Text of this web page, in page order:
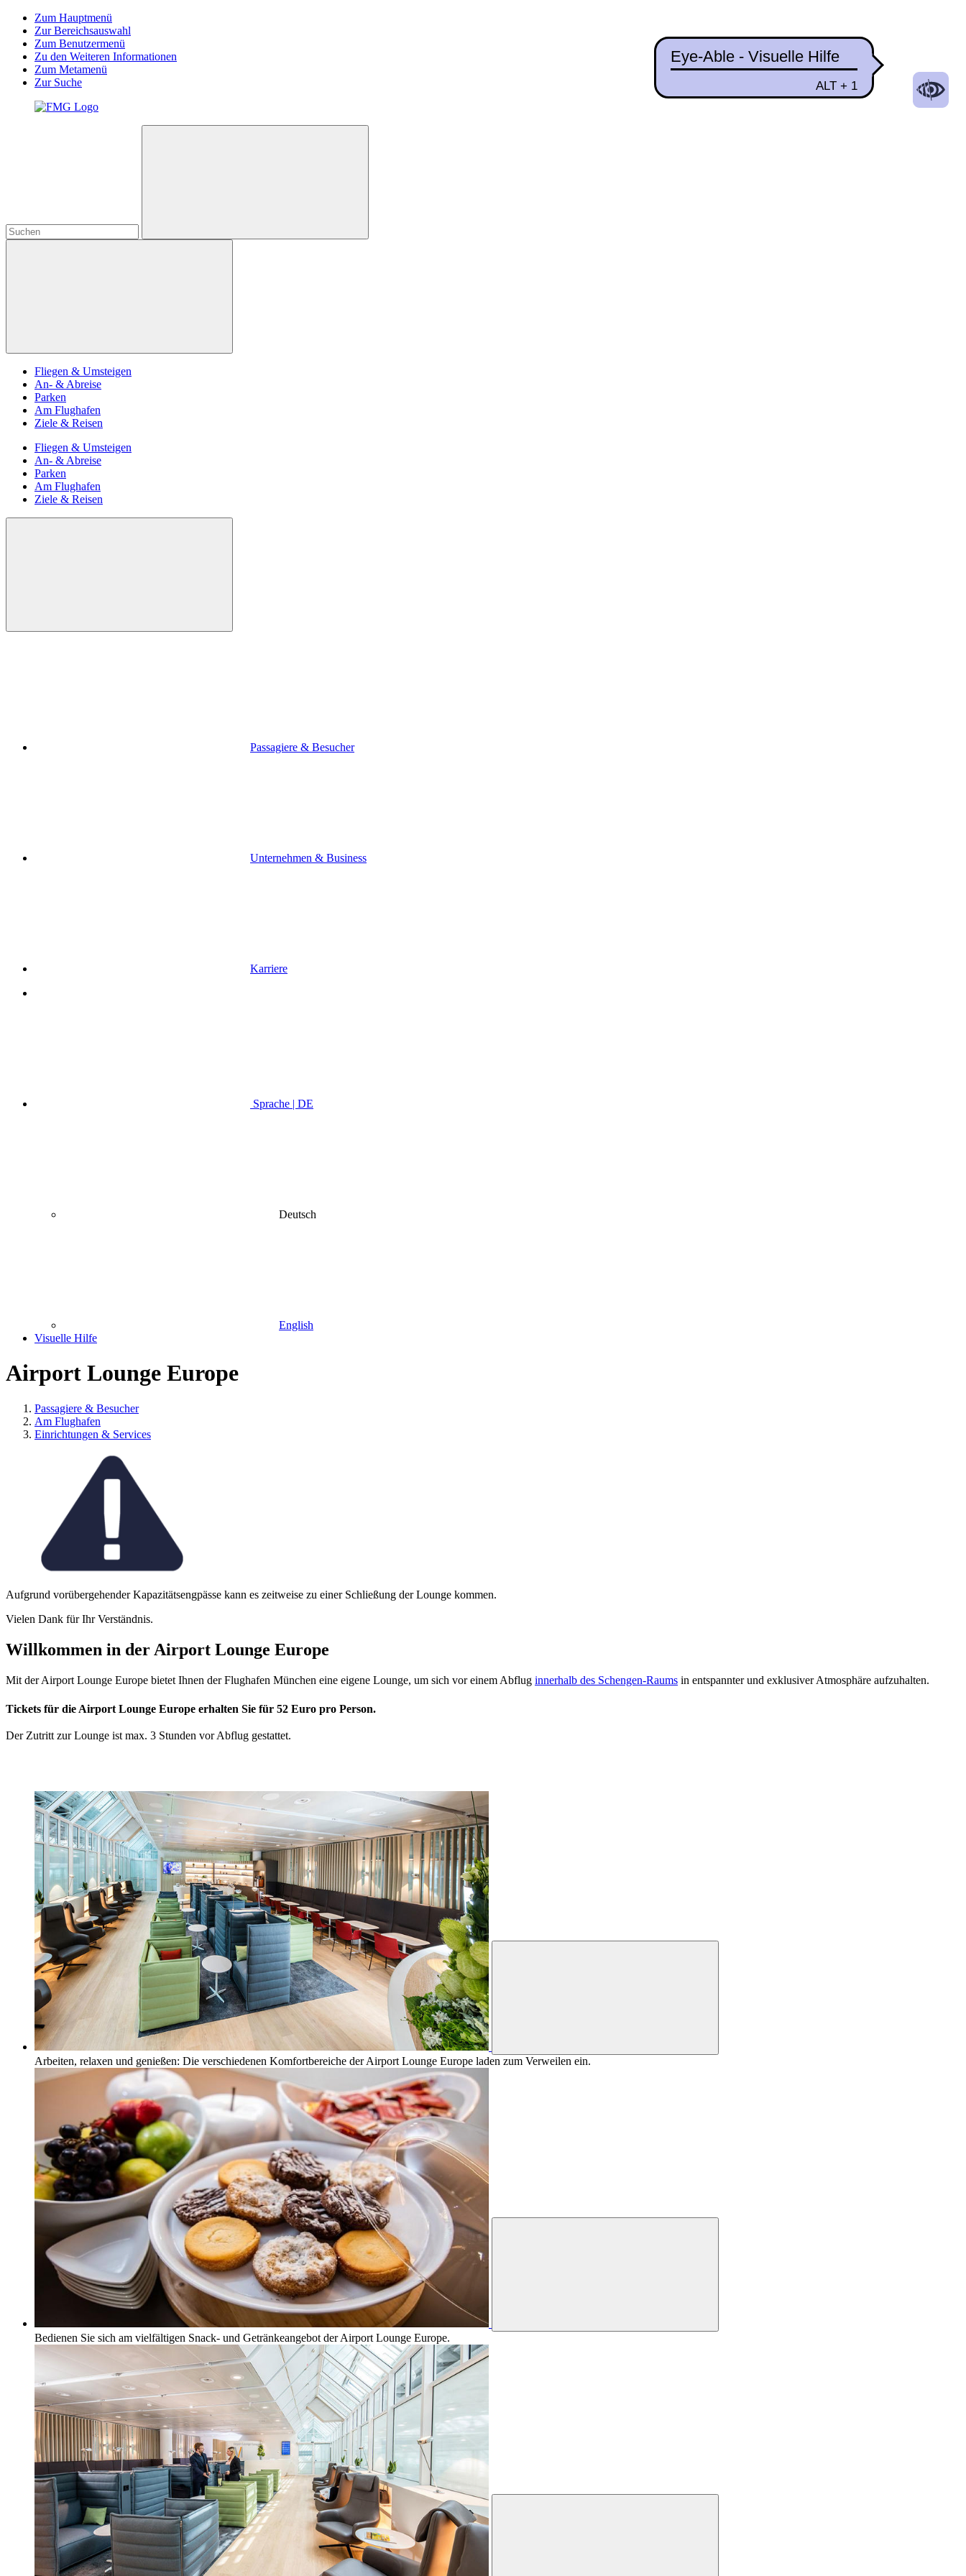
Zum Hauptmenü
Zur Bereichsauswahl
Zum Benutzermenü
Zu den Weiteren Informationen
Zum Metamenü
Zur Suche
Fliegen & Umsteigen
An- & Abreise
Parken
Am Flughafen
Ziele & Reisen
Fliegen & Umsteigen
An- & Abreise
Parken
Am Flughafen
Ziele & Reisen
Passagiere & Besucher
Unternehmen & Business
Karriere
Sprache | DE
Deutsch
English
Visuelle Hilfe
Airport Lounge Europe
Passagiere & Besucher
Am Flughafen
Einrichtungen & Services
Aufgrund vorübergehender Kapazitätsengpässe kann es zeitweise zu einer Schließung der Lounge kommen.
Vielen Dank für Ihr Verständnis.
Willkommen in der Airport Lounge Europe
Mit der Airport Lounge Europe bietet Ihnen der Flughafen München eine eigene Lounge, um sich vor einem Abflug innerhalb des Schengen-Raums in entspannter und exklusiver Atmosphäre aufzuhalten.
Tickets für die Airport Lounge Europe erhalten Sie für 52 Euro pro Person.
Der Zutritt zur Lounge ist max. 3 Stunden vor Abflug gestattet.
Arbeiten, relaxen und genießen: Die verschiedenen Komfortbereiche der Airport Lounge Europe laden zum Verweilen ein.
Bedienen Sie sich am vielfältigen Snack- und Getränkeangebot der Airport Lounge Europe.